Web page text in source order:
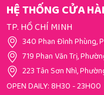
HỆ THỐNG CỬA
TP. HỒ CHÍ MINH
340 Phan Đình Phùng,
719 Phan Văn Trị,
223 Tân Sơn Nhì,
OPEN DAILY: 8H30 - 23H00